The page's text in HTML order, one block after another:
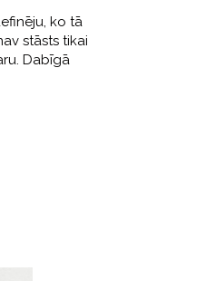
ko tā
stāsts tikai
Dabīgā